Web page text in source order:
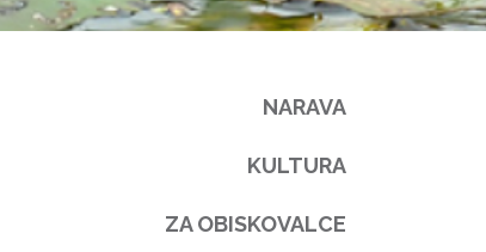
NARAVA
KULTURA
ZA OBISKOVALCE